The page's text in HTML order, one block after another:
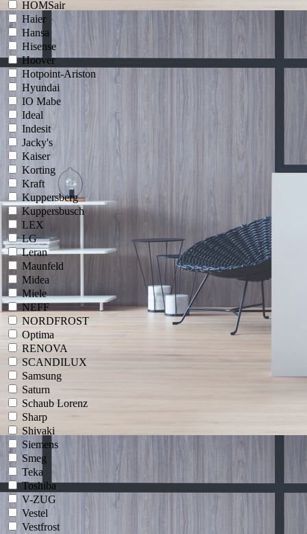
HOMSair
Haier
Hansa
Hisense
Hoover
Hotpoint-Ariston
Hyundai
IO Mabe
Ideal
Indesit
Jacky's
Kaiser
Korting
Kraft
Kuppersberg
Kuppersbusch
LEX
LG
Leran
Maunfeld
Midea
Miele
NEFF
NORDFROST
Optima
RENOVA
SCANDILUX
Samsung
Saturn
Schaub Lorenz
Sharp
Shivaki
Siemens
Smeg
Teka
Toshiba
V-ZUG
Vestel
Vestfrost